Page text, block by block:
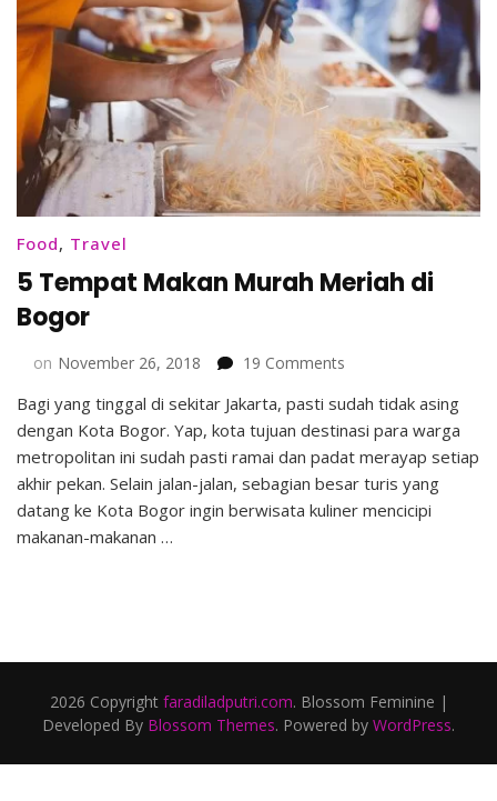
Food, Travel
5 Tempat Makan Murah Meriah di
Bogor
on November 26, 2018 19 Comments
Tempat
Makan
Murah
Meriah
Bagi yang tinggal di sekitar Jakarta, pasti sudah tidak asing
dengan Kota Bogor. Yap, kota tujuan destinasi para warga
metropolitan ini sudah pasti ramai dan padat merayap setiap
akhir pekan. Selain jalan-jalan, sebagian besar turis yang
datang ke Kota Bogor ingin berwisata kuliner mencicipi
makanan-makanan …
2026 Copyright faradiladputri.com. Blossom Feminine |
Developed By Blossom Themes. Powered by WordPress.